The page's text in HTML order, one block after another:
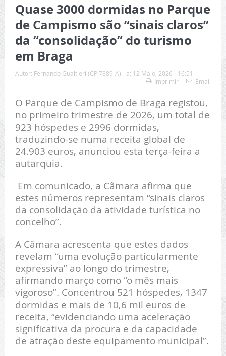
Quase 3000 dormidas no Parque
de Campismo são “sinais claros”
da “consolidação” do turismo
em Braga
Autor: Fernando Gualtieri (CP 7889-A) a: 12 Maio, 2026 - 16:51
Imprimir
Email
O Parque de Campismo de Braga registou,
no primeiro trimestre de 2026, um total de
923 hóspedes e 2996 dormidas,
traduzindo-se numa receita global de
24.903 euros, anunciou esta terça-feira a
autarquia.
Em comunicado, a Câmara afirma que
estes números representam “sinais claros
da consolidação da atividade turística no
concelho”.
A Câmara acrescenta que estes dados
revelam “uma evolução particularmente
expressiva” ao longo do trimestre,
afirmando março como “o mês mais
vigoroso”. Concentrou 521 hóspedes, 1347
dormidas e mais de 10,6 mil euros de
receita, “evidenciando uma aceleração
significativa da procura e da capacidade
de atração deste equipamento municipal”.